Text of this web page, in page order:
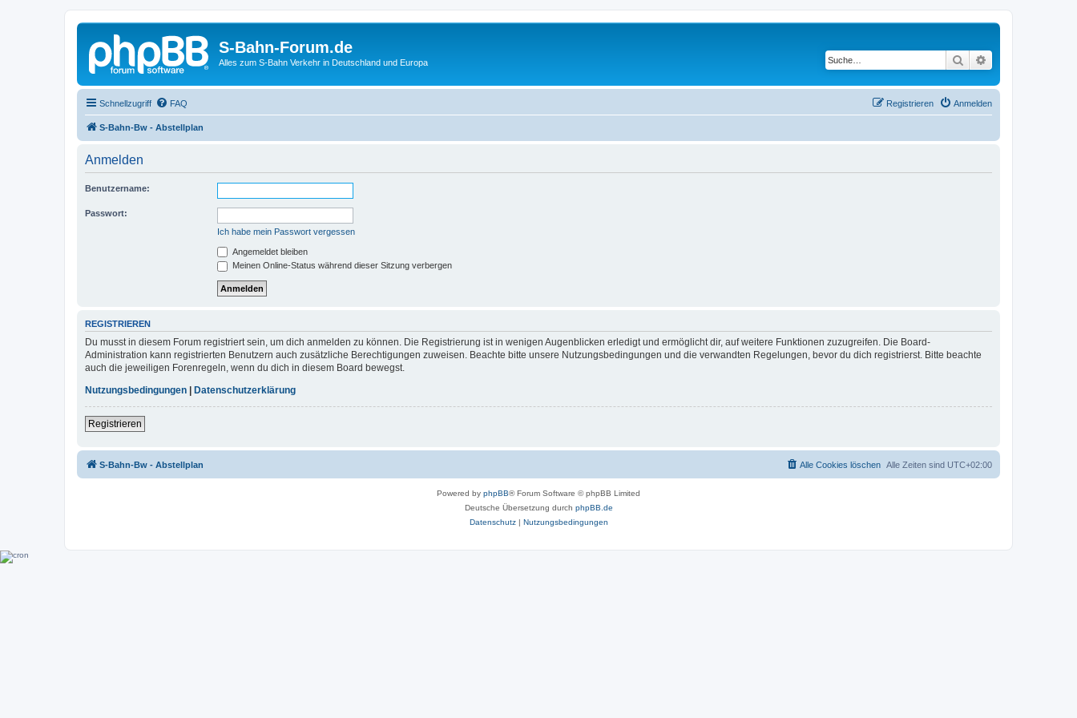
S-Bahn-Forum.de
Alles zum S-Bahn Verkehr in Deutschland und Europa Suche
Schnellzugriff FAQ Anmelden
Registrieren
S-Bahn-Bw - Abstellplan
Anmelden
Benutzername:
Passwort:
Ich habe mein Passwort vergessen
Angemeldet bleiben
Meinen Online-Status während dieser Sitzung verbergen
REGISTRIEREN
Du musst in diesem Forum registriert sein, um dich anmelden zu können. Die Registrierung ist in wenigen Augenblicken erledigt und ermöglicht dir, auf weitere Funktionen zuzugreifen. Die Board-
Administration kann registrierten Benutzern auch zusätzliche Berechtigungen zuweisen. Beachte bitte unsere Nutzungsbedingungen und die verwandten Regelungen, bevor du dich registrierst. Bitte beachte
auch die jeweiligen Forenregeln, wenn du dich in diesem Board bewegst.
Nutzungsbedingungen
Datenschutzerklärung
Registrieren
S-Bahn-Bw - Abstellplan Alle Zeiten sind UTC+02:00
Alle Cookies löschen
Powered by phpBB® Forum Software © phpBB Limited
Deutsche Übersetzung durch phpBB.de
Datenschutz| Nutzungsbedingungen